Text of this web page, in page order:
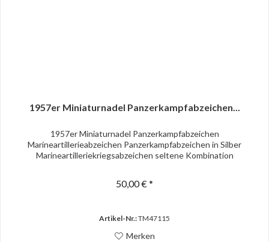
1957er Miniaturnadel Panzerkampfabzeichen...
1957er Miniaturnadel Panzerkampfabzeichen
Marineartillerieabzeichen Panzerkampfabzeichen in Silber
Marineartilleriekriegsabzeichen seltene Kombination
50,00 € *
Artikel-Nr.:TM47115
Merken